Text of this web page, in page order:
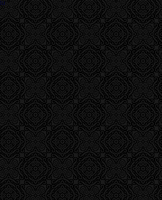
& Tilda vettu